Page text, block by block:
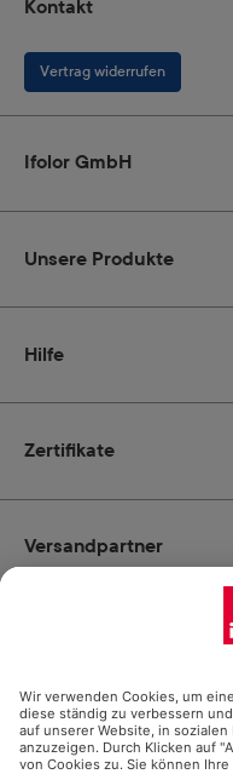
Zertifikate
Kontakt
Vertrag widerrufen
Ifolor GmbH
Unsere Produkte
Hilfe
Zahlungsmöglichkeiten
Social Media
Versandpartner